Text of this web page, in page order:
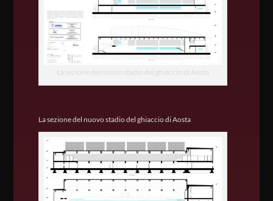
La sezione del nuovo stadio del ghiaccio di Aosta
La sezione del nuovo stadio del ghiaccio di Aosta